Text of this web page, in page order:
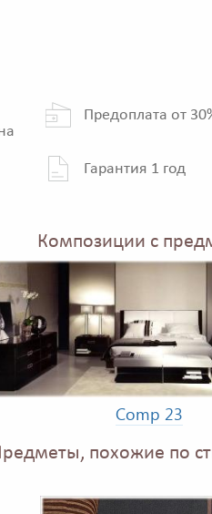
Предоплата от
Гарантия 1 год
Композиции с
Comp 23
похожие по